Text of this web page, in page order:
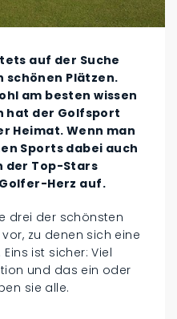
auf der Suche
schönen Plätzen.
am besten wissen
hat der Golfsport
Heimat. Wenn man
Sports dabei auch
der Top-Stars
Herz auf.
drei der schönsten
zu denen sich eine
ist sicher: Viel
und das ein oder
sie alle.